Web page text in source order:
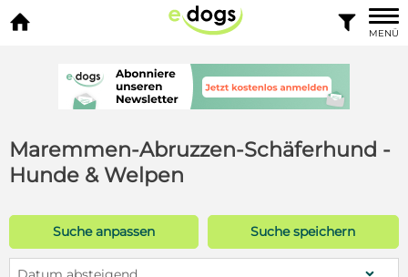
 
MENÜ
Maremmen-Abruzzen-Schäferhund -
Hunde & Welpen
Suche anpassen Suche speichern